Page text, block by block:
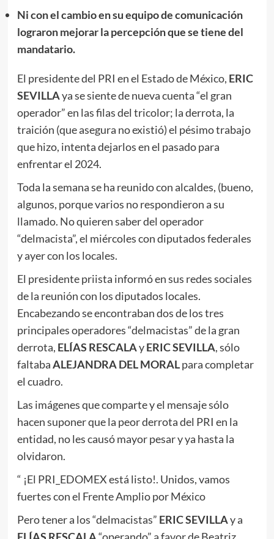
Ni con el cambio en su equipo de comunicación
lograron mejorar la percepción que se tiene del
mandatario.
El presidente del PRI en el Estado de México, ERIC
SEVILLAya se siente de nueva cuenta “el gran
operador” en las filas del tricolor; la derrota, la
traición (que asegura no existió) el pésimo trabajo
que hizo, intenta dejarlos en el pasado para
enfrentar el 2024.
Toda la semana se ha reunido con alcaldes, (bueno,
algunos, porque varios no respondieron a su
llamado. No quieren saber del operador
“delmacista”, el miércoles con diputados federales
y ayer con los locales.
El presidente priista informó en sus redes sociales
de la reunión con los diputados locales.
Encabezando se encontraban dos de los tres
principales operadores “delmacistas” de la gran
derrota, ELÍAS RESCALAyERIC SEVILLA, sólo
faltabaALEJANDRA DEL MORALpara completar
el cuadro.
Las imágenes que comparte y el mensaje sólo
hacen suponer que la peor derrota del PRI en la
entidad, no les causó mayor pesar y ya hasta la
olvidaron.
“ ¡El PRI_EDOMEX está listo!. Unidos, vamos
fuertes con el Frente Amplio por México
Pero tener a los “delmacistas” ERIC SEVILLAy a